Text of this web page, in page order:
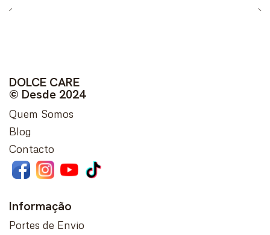
DOLCE CARE
© Desde 2024
Quem Somos
Blog
Contacto
Informação
Portes de Envio